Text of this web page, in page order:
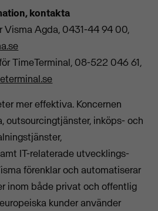
kontakta
Visma Agda, 0431-44 94 00,
TimeTerminal, 08-522 046 61,
mer effektiva. Koncernen
outsourcingtjänster, inköps- och
IT-relaterade utvecklings-
förenklar och automatiserar
inom både privat och offentlig
kunder använder